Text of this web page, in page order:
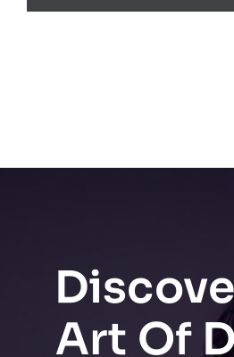
Art Of